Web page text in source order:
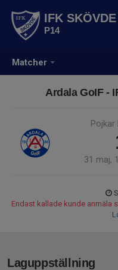
Matcher
IFK
P14
Ardala GoIF -
Pojkar
31 maj,
Endast kallade kunde anmäla
Laguppställning